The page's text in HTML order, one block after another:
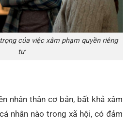
của việc xâm phạm quyền riêng
tư
nhân thân cơ bản, bất khả xâm
nhân nào trong xã hội, có đảm